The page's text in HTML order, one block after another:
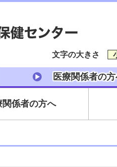
文字の大きさ
医療関係者の
関係者の方へ